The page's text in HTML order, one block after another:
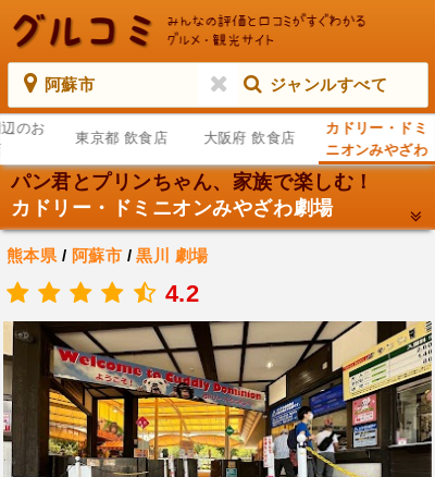
阿蘇市 ジャンルすべて
のお
東京都 飲食店 大阪府 飲食店
カドリー・ドミ
ニオンみやざわ
劇場
パン君とプリンちゃん、家族で楽しむ！
カドリー・ドミニオンみやざわ劇場
熊本県 / 阿蘇市 /黒川
劇場
4.2